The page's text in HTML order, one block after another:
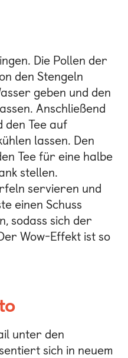
Die Pollen der
den Stengeln
geben und den
Anschließend
den Tee auf
lassen. Den
Tee für eine halbe
stellen.
servieren und
einen Schuss
sodass sich der
Wow-Effekt ist so
unter den
sich in neuem